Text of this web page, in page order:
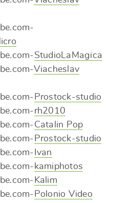
StudioLaMagica
Viacheslav
Prostock-studio
rh2010
Catalin Pop
Prostock-studio
Ivan
kamiphotos
Kalim
Polonio Video